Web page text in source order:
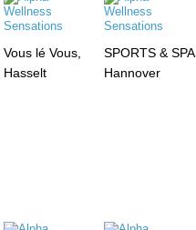
Vous lé Vous,
Hasselt
SPORTS & SPA
Hannover